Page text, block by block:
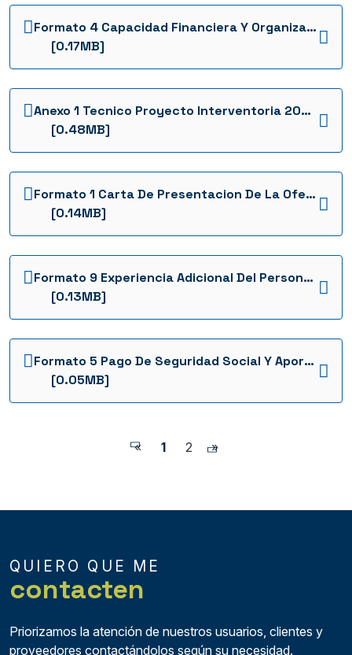
Formato 4 Capacidad Financiera Y Organizacional Interventoria 2022 1736953532474
[0.17MB]
Anexo 1 Tecnico Proyecto Interventoria 2022 1736953498013
[0.48MB]
Formato 1 Carta De Presentacion De La Oferta Interventoria 2022 1736953520921
[0.14MB]
Formato 9 Experiencia Adicional Del Personal Clave Evaluable Interventoria 2022 1736953552645
[0.13MB]
Formato 5 Pago De Seguridad Social Y Aportes Legales Interventoria 2022 1736953536635
[0.05MB]
« 1 2 »
QUIERO QUE ME
contacten
Priorizamos la atención de nuestros usuarios, clientes y
proveedores contactándolos según su necesidad.